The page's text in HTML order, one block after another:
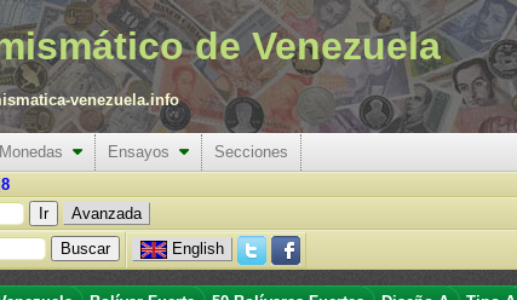
de Venezuela
venezuela.info
Monedas Ensayos
Secciones
Avanzada
English